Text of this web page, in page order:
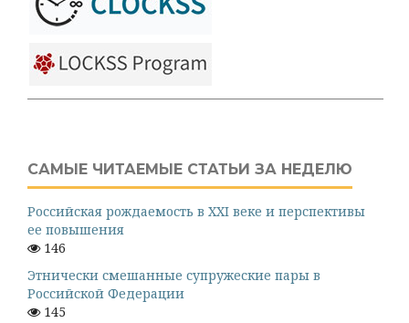
САМЫЕ ЧИТАЕМЫЕ СТАТЬИ ЗА НЕДЕЛЮ
Российская рождаемость в XXI веке и перспективы
ее повышения
146
Этнически смешанные супружеские пары в
Российской Федерации
145